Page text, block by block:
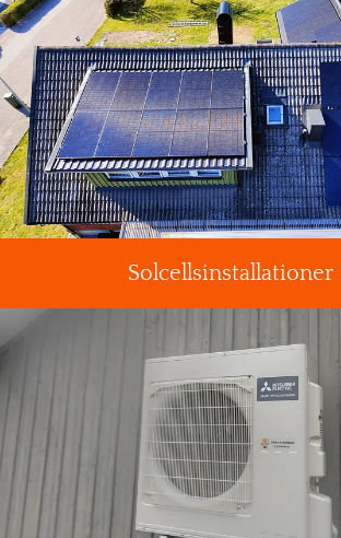
Solcellsinstallationer